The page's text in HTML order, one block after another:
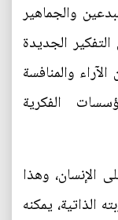
والجماهير
الجديدة
والمنافسة
الفكرية
الإنسان، وهذا
الذاتية، يمكنه